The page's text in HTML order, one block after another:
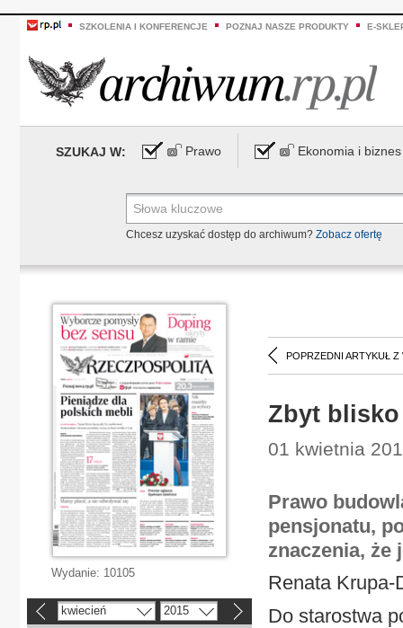
SZKOLENIA I KONFERENCJE POZNAJ NASZE PRODUKTY E-
SZUKAJ W: Prawo Ekonomia i biznes
Chcesz uzyskać dostęp do archiwum? Zobacz ofertę
POPRZEDNI ARTYKUŁ Z
Zbyt
01 kwietnia
Prawo
pensjonatu,
znaczenia, że
Renata Krupa-
Do starostwa
Wydanie: 10105
kwiecień 2015